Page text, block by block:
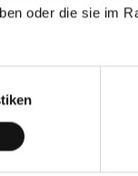
oder die sie im